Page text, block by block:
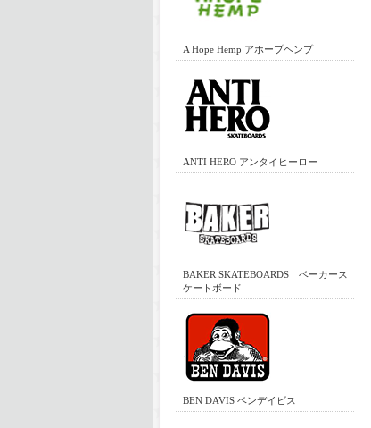
A Hope Hemp アホープヘンプ
ANTI HERO アンタイヒーロー
BAKER SKATEBOARDS ベーカース
ケートボード
BEN DAVIS ベンデイビス